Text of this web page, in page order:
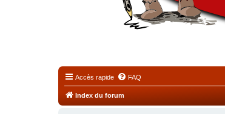
Accès rapide FAQ
Index du forum